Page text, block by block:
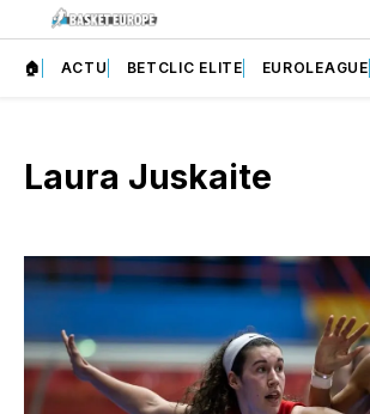
🏠 ACTU BETCLIC ELITE EUROLEAGUE
Laura Juskaite